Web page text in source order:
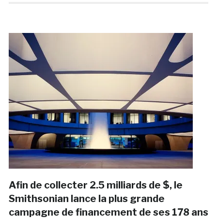
Afin de collecter 2.5 milliards de $, le
Smithsonian lance la plus grande
campagne de financement de ses 178 ans